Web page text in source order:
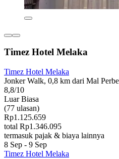
Timez Hotel Melaka
Timez Hotel Melaka
Jonker Walk, 0,8 km dari Mal
8,8/10
Luar Biasa
(77 ulasan)
Rp1.125.659
total Rp1.346.095
termasuk pajak & biaya lainnya
8 Sep - 9 Sep
Timez Hotel Melaka